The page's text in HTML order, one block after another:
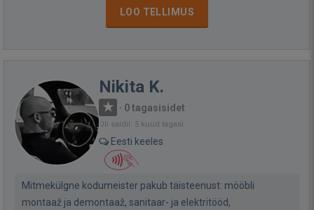
LOO TELLIMUS
Nikita K.
· 0 tagasisidet
Oli saidil: 5 kuud tagasi
Eesti keeles
Mitmekülgne kodumeister pakub täisteenust: mööbli
montaaž ja demontaaž, sanitaar- ja elektritööd,